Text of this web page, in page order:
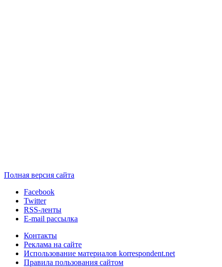
Полная версия сайта
Facebook
Twitter
RSS-ленты
E-mail рассылка
Контакты
Реклама на сайте
Использование материалов korrespondent.net
Правила пользования сайтом